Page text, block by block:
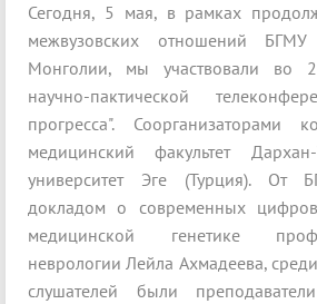
Сегодня, 5 мая, в рамках
межвузовских отношений
Монголии, мы участвовали во
научно-пактической
прогресса". Соорганизаторами
медицинский факультет
университет Эге (Турция). От
докладом о современных
медицинской генетике
неврологии Лейла Ахмадеева,
слушателей были